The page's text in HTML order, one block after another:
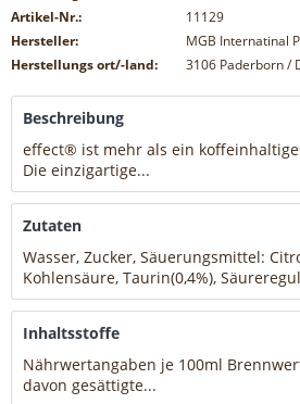
Artikel-Nr.:
11129
Hersteller:
MGB Internatinal
Herstellungs ort/-land:
3106 Paderborn /
Beschreibung
effect® ist mehr als ein
Die einzigartige...
Zutaten
Wasser, Zucker, Säuerungsmittel:
Kohlensäure, Taurin(0,4%),
Inhaltsstoffe
Nährwertangaben je 100ml
davon gesättigte...